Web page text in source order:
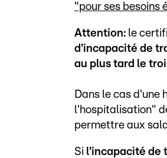
"pour ses besoins
Attention: le
d'incapacité de
au plus tard le
Dans le cas d'une
l'hospitalisation"
permettre aux
Si l'incapacité de